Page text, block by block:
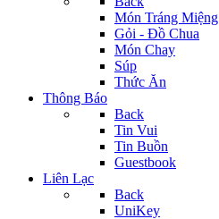
Món Tráng Miệng
Gỏi - Đồ Chua
Món Chay
Súp
Thức Ăn
Thông Báo
Back
Tin Vui
Tin Buồn
Guestbook
Liên Lạc
Back
UniKey